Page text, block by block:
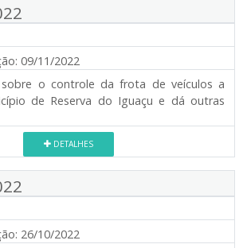
09/11/2022
sobre o controle da frota de veículos a
de Reserva do Iguaçu e dá outras
DETALHES
26/10/2022